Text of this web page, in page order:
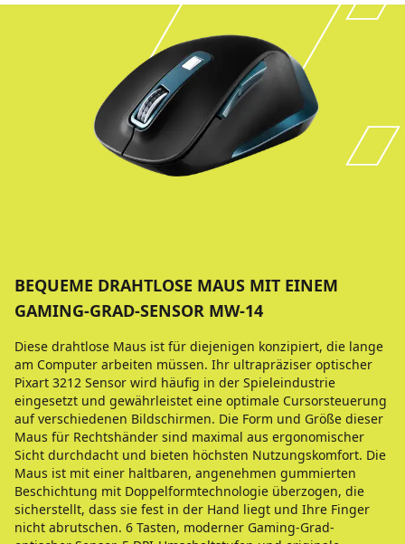
BEQUEME DRAHTLOSE MAUS MIT EINEM
GAMING-GRAD-SENSOR MW-14
Diese drahtlose Maus ist für diejenigen konzipiert, die lange
am Computer arbeiten müssen. Ihr ultrapräziser optischer
Pixart 3212 Sensor wird häufig in der Spieleindustrie
eingesetzt und gewährleistet eine optimale Cursorsteuerung
auf verschiedenen Bildschirmen. Die Form und Größe dieser
Maus für Rechtshänder sind maximal aus ergonomischer
Sicht durchdacht und bieten höchsten Nutzungskomfort. Die
Maus ist mit einer haltbaren, angenehmen gummierten
Beschichtung mit Doppelformtechnologie überzogen, die
sicherstellt, dass sie fest in der Hand liegt und Ihre Finger
nicht abrutschen. 6 Tasten, moderner Gaming-Grad-